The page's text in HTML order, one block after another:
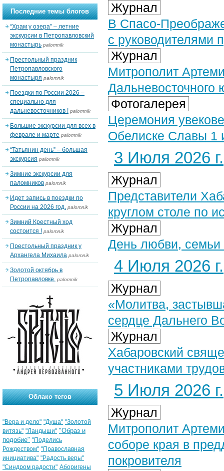
Журнал
В Спасо-
с руководителями
Журнал
Митрополит
Дальневосточного
Фотогалерея
Церемония
Обелиске Славы 1
3 Июля 2026 г.
Журнал
Представители
круглом столе по
Журнал
День любви, семьи
4 Июля 2026 г.
Журнал
«Молитва,
сердце Дальнего
Журнал
Хабаровский
участниками
5 Июля 2026 г.
Журнал
Митрополит
соборе края в
покровителя
Последние темы блогов
“Храм у озера” – летние
экскурсии в Петропавловский
монастырь palomnik
Престольный праздник
Петропавловского
монастыря palomnik
Поездки по России 2026 –
специально для
дальневосточников ! palomnik
Большие экскурсии для всех в
феврале и марте palomnik
“Татьянин день” – большая
экскурсия palomnik
Зимние экскурсии для
паломников palomnik
Идет запись в поездки по
России на 2026 год. palomnik
Зимний Крестный ход
состоится ! palomnik
Престольный праздник у
Архангела Михаила palomnik
Золотой октябрь в
Петропавловке. palomnik
Облако тегов
"Вера и дело" "Душа" "Золотой
витязь" "Ландыши" "Образ и
подобие" "Поделись
Рождеством" "Православная
инициатива" "Радость веры"
"Синдром радости" Аборигены